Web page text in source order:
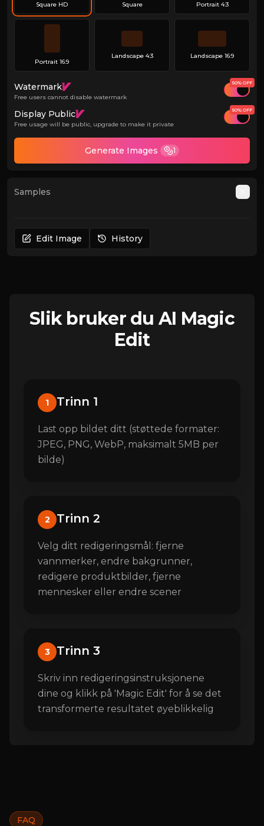
Square HD Square Portrait 4:3
Portrait 16:9
Landscape 4:3 Landscape 16:9
Watermark
Free users cannot disable watermark
50% OFF
Display Public
Free usage will be public, upgrade to make it private
50% OFF
Generate Images 1
Samples
Edit Image History
Slik bruker du AI Magic
Edit
1 Trinn 1
Last opp bildet ditt (støttede formater:
JPEG, PNG, WebP, maksimalt 5MB per
bilde)
2 Trinn 2
Velg ditt redigeringsmål: fjerne
vannmerker, endre bakgrunner,
redigere produktbilder, fjerne
mennesker eller endre scener
3 Trinn 3
Skriv inn redigeringsinstruksjonene
dine og klikk på 'Magic Edit' for å se det
transformerte resultatet øyeblikkelig
FAQ